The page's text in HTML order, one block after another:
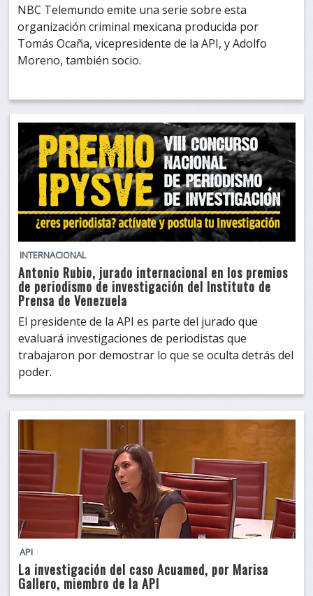
NBC Telemundo emite una serie sobre esta
organización criminal mexicana producida por
Tomás Ocaña, vicepresidente de la API, y Adolfo
Moreno, también socio.
INTERNACIONAL
Antonio Rubio, jurado internacional en los premios
de periodismo de investigación del Instituto de
Prensa de Venezuela
El presidente de la API es parte del jurado que
evaluará investigaciones de periodistas que
trabajaron por demostrar lo que se oculta detrás del
poder.
API
La investigación del caso Acuamed, por Marisa
Gallero, miembro de la API